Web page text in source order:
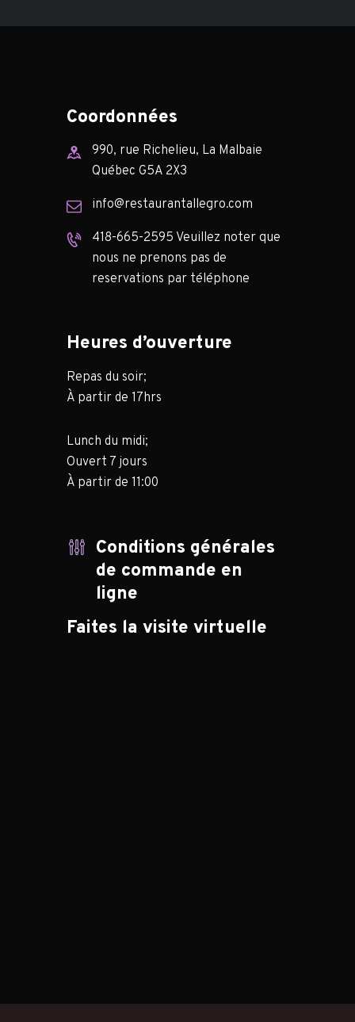
Coordonnées
990, rue Richelieu, La Malbaie
Québec G5A 2X3
info@restaurantallegro.com
418-665-2595 Veuillez noter que
nous ne prenons pas de
reservations par téléphone
Heures d’ouverture
Repas du soir;
À partir de 17hrs
Lunch du midi;
Ouvert 7 jours
À partir de 11:00
Conditions générales
de commande en
ligne
Faites la visite virtuelle